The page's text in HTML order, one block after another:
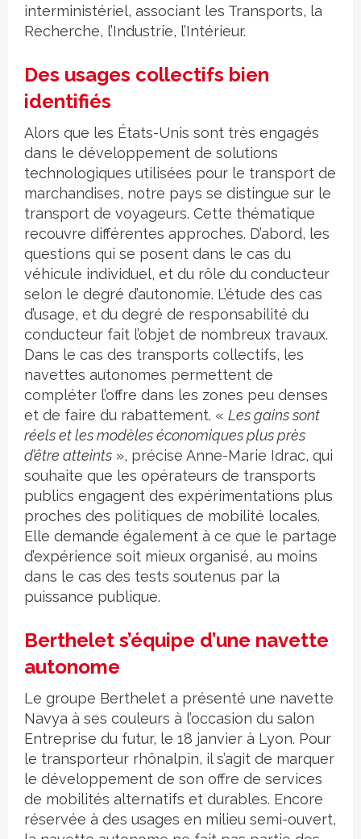
interministériel, associant les Transports, la
Recherche, l’Industrie, l’Intérieur.
Des usages collectifs bien
identifiés
Alors que les États-Unis sont très engagés
dans le développement de solutions
technologiques utilisées pour le transport de
marchandises, notre pays se distingue sur le
transport de voyageurs. Cette thématique
recouvre différentes approches. D’abord, les
questions qui se posent dans le cas du
véhicule individuel, et du rôle du conducteur
selon le degré d’autonomie. L’étude des cas
d’usage, et du degré de responsabilité du
conducteur fait l’objet de nombreux travaux.
Dans le cas des transports collectifs, les
navettes autonomes permettent de
compléter l’offre dans les zones peu denses
et de faire du rabattement. « Les gains sont
réels et les modèles économiques plus près
d’être atteints », précise Anne-Marie Idrac, qui
souhaite que les opérateurs de transports
publics engagent des expérimentations plus
proches des politiques de mobilité locales.
Elle demande également à ce que le partage
d’expérience soit mieux organisé, au moins
dans le cas des tests soutenus par la
puissance publique.
Berthelet s’équipe d’une navette
autonome
Le groupe Berthelet a présenté une navette
Navya à ses couleurs à l’occasion du salon
Entreprise du futur, le 18 janvier à Lyon. Pour
le transporteur rhônalpin, il s’agit de marquer
le développement de son offre de services
de mobilités alternatifs et durables. Encore
réservée à des usages en milieu semi-ouvert,